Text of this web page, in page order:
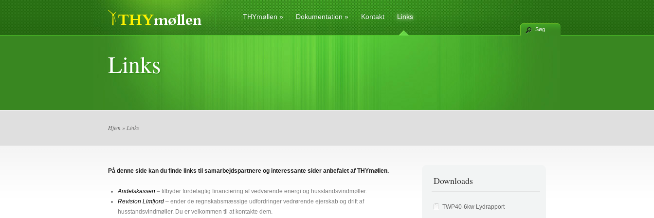
THYmøllen» Dokumentation» Kontakt Links
Søg
Links
Hjem » Links
På denne side kan du finde links til samarbejdspartnere og interessante sider anbefalet af THYmøllen.
Andelskassen – tilbyder fordelagtig financiering af vedvarende energi og husstandsvindmøller.
Revision Limfjord – ender de regnskabsmæssige udfordringer vedrørende ejerskab og drift af
husstandsvindmøller. Du er velkommen til at kontakte dem.
Downloads
TWP40-6kw Lydrapport